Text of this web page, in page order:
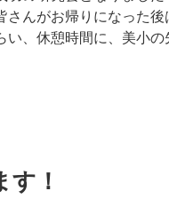
んがお帰りになった後
い、休憩時間に、美小
す！